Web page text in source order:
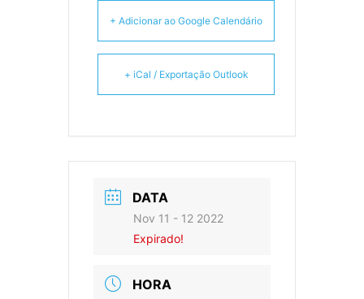
+ Adicionar ao Google Calendário
+ iCal / Exportação Outlook
DATA
Nov 11 - 12 2022
Expirado!
HORA